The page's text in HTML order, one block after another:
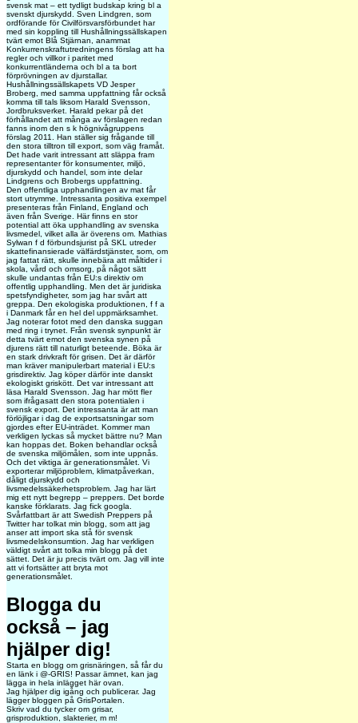
svensk mat – ett tydligt budskap kring bl a
svenskt djurskydd. Sven Lindgren, som
ordförande för Civilförsvarsförbundet har
med sin koppling till Hushållningssällskapen
tvärt emot Blå Stjärnan, anammat
Konkurrenskraftutredningens förslag att ha
regler och villkor i paritet med
konkurrentländerna och bl a ta bort
förprövningen av djurstallar.
Hushållningssällskapets VD Jesper
Broberg, med samma uppfattning får också
komma till tals liksom Harald Svensson,
Jordbruksverket. Harald pekar på det
förhållandet att många av förslagen redan
fanns inom den s k högnivågruppens
förslag 2011. Han ställer sig frågande till
den stora tilltron till export, som väg framåt.
Det hade varit intressant att släppa fram
representanter för konsumenter, miljö,
djurskydd och handel, som inte delar
Lindgrens och Brobergs uppfattning.
Den offentliga upphandlingen av mat får
stort utrymme. Intressanta positiva exempel
presenteras från Finland, England och
även från Sverige. Här finns en stor
potential att öka upphandling av svenska
livsmedel, vilket alla är överens om. Mathias
Sylwan f d förbundsjurist på SKL utreder
skattefinansierade välfärdstjänster, som, om
jag fattat rätt, skulle innebära att måltider i
skola, vård och omsorg, på något sätt
skulle undantas från EU:s direktiv om
offentlig upphandling. Men det är juridiska
spetsfyndigheter, som jag har svårt att
greppa. Den ekologiska produktionen, f f a
i Danmark får en hel del uppmärksamhet.
Jag noterar fotot med den danska suggan
med ring i trynet. Från svensk synpunkt är
detta tvärt emot den svenska synen på
djurens rätt till naturligt beteende. Böka är
en stark drivkraft för grisen. Det är därför
man kräver manipulerbart material i EU:s
grisdirektiv. Jag köper därför inte danskt
ekologiskt griskött. Det var intressant att
läsa Harald Svensson. Jag har mött fler
som ifrågasatt den stora potentialen i
svensk export. Det intressanta är att man
förlöjligar i dag de exportsatsningar som
gjordes efter EU-inträdet. Kommer man
verkligen lyckas så mycket bättre nu? Man
kan hoppas det. Boken behandlar också
de svenska miljömålen, som inte uppnås.
Och det viktiga är generationsmålet. Vi
exporterar miljöproblem, klimatpåverkan,
dåligt djurskydd och
livsmedelssäkerhetsproblem. Jag har lärt
mig ett nytt begrepp – preppers. Det borde
kanske förklarats. Jag fick googla.
Svårfattbart är att Swedish Preppers på
Twitter har tolkat min blogg, som att jag
anser att import ska stå för svensk
livsmedelskonsumtion. Jag har verkligen
väldigt svårt att tolka min blogg på det
sättet. Det är ju precis tvärt om. Jag vill inte
att vi fortsätter att bryta mot
generationsmålet.
Blogga du
också – jag
hjälper dig!
Starta en blogg om grisnäringen, så får du
en länk i @-GRIS! Passar ämnet, kan jag
lägga in hela inlägget här ovan.
Jag hjälper dig igång och publicerar. Jag
lägger bloggen på GrisPortalen.
Skriv vad du tycker om grisar,
grisproduktion, slakterier, m m!